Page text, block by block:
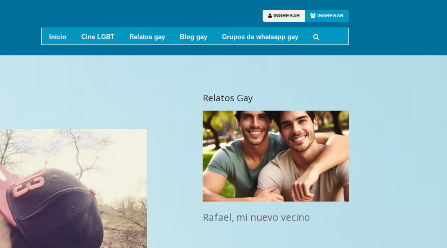
INGRESAR INGRESAR
Inicio Cine LGBT Relatos gay Blog gay Grupos de whatsapp gay
Relatos Gay
Rafael, mi nuevo vecino